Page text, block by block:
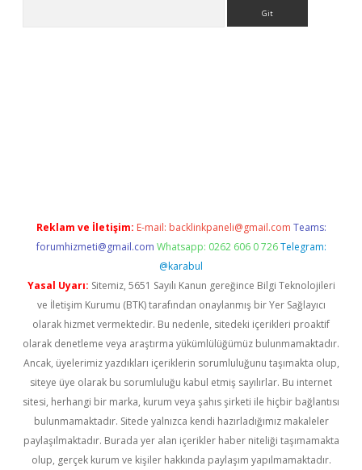
Reklam ve İletişim: E-mail: backlinkpaneli@gmail.com Teams:
forumhizmeti@gmail.com Whatsapp: 0262 606 0 726 Telegram:
@karabul
Yasal Uyarı: Sitemiz, 5651 Sayılı Kanun gereğince Bilgi Teknolojileri
ve İletişim Kurumu (BTK) tarafından onaylanmış bir Yer Sağlayıcı
olarak hizmet vermektedir. Bu nedenle, sitedeki içerikleri proaktif
olarak denetleme veya araştırma yükümlülüğümüz bulunmamaktadır.
Ancak, üyelerimiz yazdıkları içeriklerin sorumluluğunu taşımakta olup,
siteye üye olarak bu sorumluluğu kabul etmiş sayılırlar. Bu internet
sitesi, herhangi bir marka, kurum veya şahıs şirketi ile hiçbir bağlantısı
bulunmamaktadır. Sitede yalnızca kendi hazırladığımız makaleler
paylaşılmaktadır. Burada yer alan içerikler haber niteliği taşımamakta
olup, gerçek kurum ve kişiler hakkında paylaşım yapılmamaktadır.